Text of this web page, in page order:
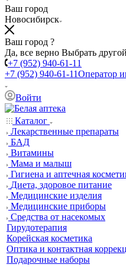
Ваш город
Новосибирск
Ваш город ?
Да, все верно Выбрать другой
+7 (952) 940-61-11
+7 (952) 940-61-11Оператор
Войти
Каталог
Лекарственные препараты
БАД
Витамины
Мама и малыш
Гигиена и аптечная
Диета, здоровое питание
Медицинские изделия
Медицинские приборы
Средства от насекомых
Гирудотерапия
Корейская косметика
Оптика и контактная
Подарочные наборы